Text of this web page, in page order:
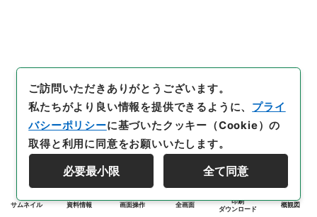
サムネイル 資料情報 画面操作 全画面
印刷
ダウンロード
概観図
ご訪問いただきありがとうございます。
私たちがより良い情報を提供できるように、 プライ
バシーポリシーに基づいたクッキー（Cookie）の
取得と利用に同意をお願いいたします。
必要最小限 全て同意